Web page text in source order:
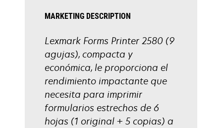
MARKETING DESCRIPTION
Lexmark Forms Printer 2580 (9
agujas), compacta y
económica, le proporciona el
rendimiento impactante que
necesita para imprimir
formularios estrechos de 6
hojas (1 original + 5 copias) a